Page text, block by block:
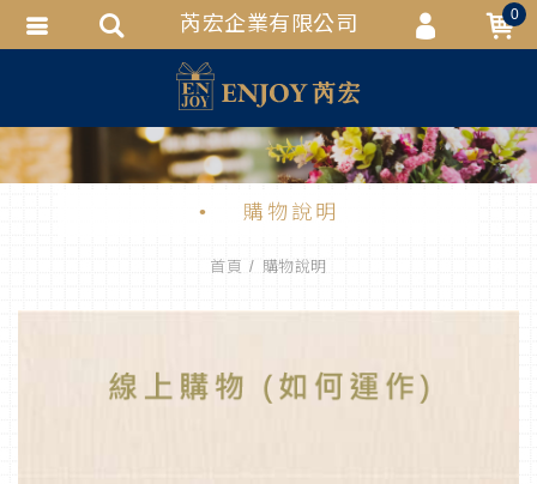
購物說明
首頁 購物說明
芮宏企業有限公司 0
忘記密碼
訂單查詢
追蹤清單